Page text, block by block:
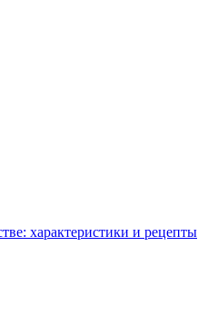
характеристики и рецепты